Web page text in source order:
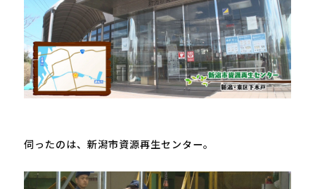
伺ったのは、新潟市資源再生センター。